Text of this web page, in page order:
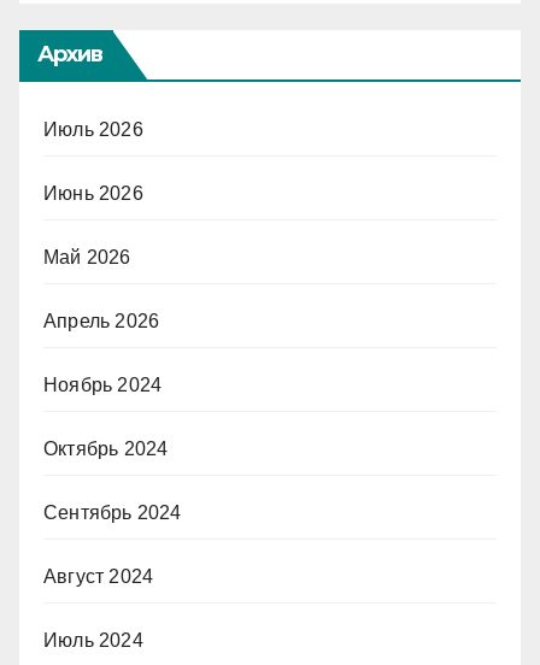
Архив
Июль 2026
Июнь 2026
Май 2026
Апрель 2026
Ноябрь 2024
Октябрь 2024
Сентябрь 2024
Август 2024
Июль 2024